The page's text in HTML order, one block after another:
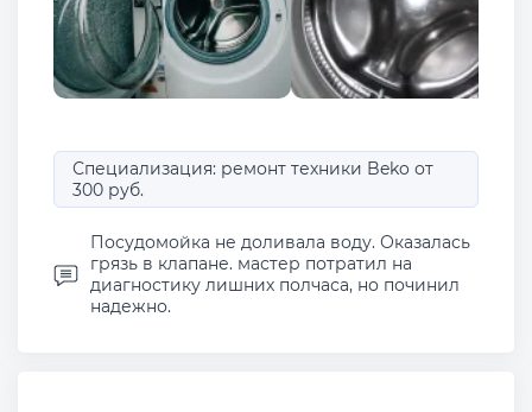
Специализация: ремонт техники Beko от
300 руб.
Посудомойка не доливала воду. Оказалась
грязь в клапане. мастер потратил на
диагностику лишних полчаса, но починил
надежно.